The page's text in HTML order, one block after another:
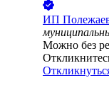
ИП
Можно без